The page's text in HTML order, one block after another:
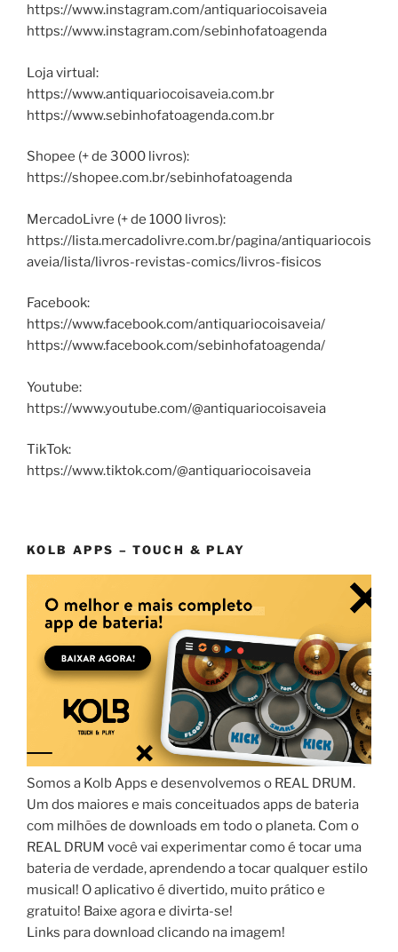
https://www.instagram.com/antiquariocoisaveia
https://www.instagram.com/sebinhofatoagenda
Loja virtual:
https://www.antiquariocoisaveia.com.br
https://www.sebinhofatoagenda.com.br
Shopee (+ de 3000 livros):
https://shopee.com.br/sebinhofatoagenda
MercadoLivre (+ de 1000 livros):
https://lista.mercadolivre.com.br/pagina/antiquariocois
aveia/lista/livros-revistas-comics/livros-fisicos
Facebook:
https://www.facebook.com/antiquariocoisaveia/
https://www.facebook.com/sebinhofatoagenda/
Youtube:
https://www.youtube.com/@antiquariocoisaveia
TikTok:
https://www.tiktok.com/@antiquariocoisaveia
KOLB APPS – TOUCH & PLAY
Somos a Kolb Apps e desenvolvemos o REAL DRUM.
Um dos maiores e mais conceituados apps de bateria
com milhões de downloads em todo o planeta. Com o
REAL DRUM você vai experimentar como é tocar uma
bateria de verdade, aprendendo a tocar qualquer estilo
musical! O aplicativo é divertido, muito prático e
gratuito! Baixe agora e divirta-se!
Links para download clicando na imagem!